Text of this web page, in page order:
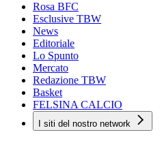
Rosa BFC
Esclusive TBW
News
Editoriale
Lo Spunto
Mercato
Redazione TBW
Basket
FELSINA CALCIO
I siti del nostro network